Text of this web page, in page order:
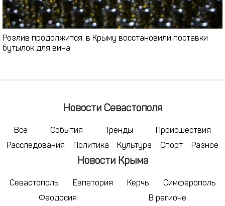
Розлив продолжится: в Крыму восстановили поставки
бутылок для вина
Новости Севастополя
Все События Тренды
Происшествия
Расследования
Политика Культура Спорт Разное
Новости Крыма
Севастополь Евпатория Керчь
Симферополь
Феодосия
В регионе